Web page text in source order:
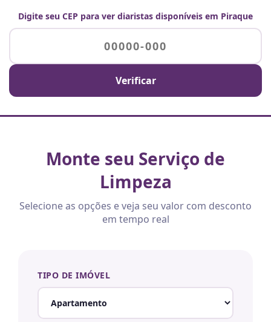
Digite seu CEP para ver diaristas disponíveis em Piraque
Verificar
Monte seu Serviço de
Limpeza
Selecione as opções e veja seu valor com desconto
em tempo real
TIPO DE IMÓVEL